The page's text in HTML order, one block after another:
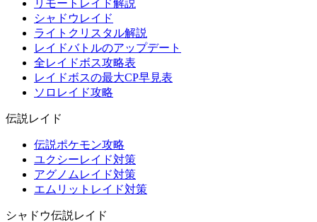
リモートレイド解説
シャドウレイド
ライトクリスタル解説
レイドバトルのアップデート
全レイドボス攻略表
レイドボスの最大CP早見表
ソロレイド攻略
伝説レイド
伝説ポケモン攻略
ユクシーレイド対策
アグノムレイド対策
エムリットレイド対策
シャドウ伝説レイド